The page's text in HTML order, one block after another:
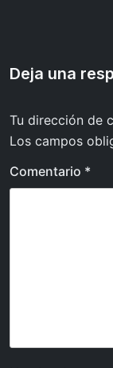
Deja una
Tu dirección de
Los campos
Comentario *